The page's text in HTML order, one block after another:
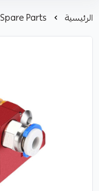
الرئيسية Spare Parts